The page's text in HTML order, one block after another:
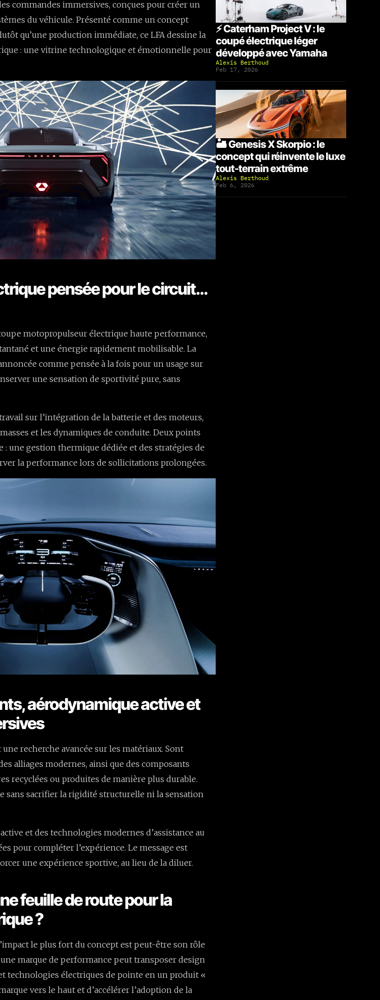
commandes immersives, conçues pour créer un
du véhicule. Présenté comme un concept
qu’une production immédiate, ce LFA dessine la
: une vitrine technologique et émotionnelle pour
pensée pour le circuit…
motopropulseur électrique haute performance,
et une énergie rapidement mobilisable. La
comme pensée à la fois pour un usage sur
une sensation de sportivité pure, sans
sur l’intégration de la batterie et des moteurs,
et les dynamiques de conduite. Deux points
: une gestion thermique dédiée et des stratégies de
la performance lors de sollicitations prolongées.
aérodynamique active et
recherche avancée sur les matériaux. Sont
alliages modernes, ainsi que des composants
recyclées ou produites de manière plus durable.
sans sacrifier la rigidité structurelle ni la sensation
et des technologies modernes d’assistance au
pour compléter l’expérience. Le message est
une expérience sportive, au lieu de la diluer.
feuille de route pour la
?
le plus fort du concept est peut-être son rôle
marque de performance peut transposer design
technologies électriques de pointe en un produit «
vers le haut et d’accélérer l’adoption de la
⚡ Caterham Project V : le
coupé électrique léger
développé avec Yamaha
Alexis Berthoud
Feb 17, 2026
🏜️ Genesis X Skorpio : le
concept qui réinvente le luxe
tout-terrain extrême
Alexis Berthoud
Feb 6, 2026